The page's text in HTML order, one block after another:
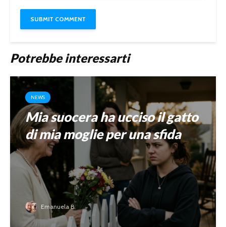
Potrebbe interessarti
NEWS
Mia suocera ha ucciso il gatto
di mia moglie per una sfida
Emanuela B.